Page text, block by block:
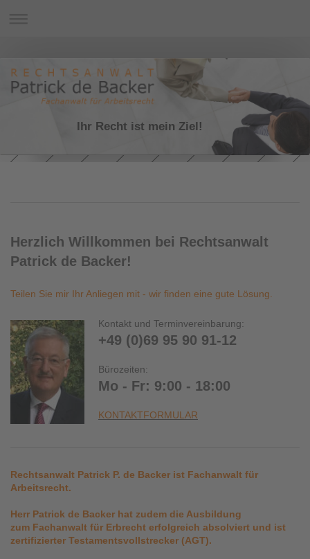
Ihr Recht ist mein Ziel!
Herzlich Willkommen bei Rechtsanwalt
Patrick de Backer!
Teilen Sie mir Ihr Anliegen mit - wir finden eine gute Lösung.
Kontakt und Terminvereinbarung:
+49 (0)69 95 90 91-12
Bürozeiten:
Mo - Fr: 9:00 - 18:00
KONTAKTFORMULAR
Rechtsanwalt Patrick P. de Backer ist Fachanwalt für
Arbeitsrecht.
Herr Patrick de Backer hat zudem die Ausbildung
zum Fachanwalt für Erbrecht erfolgreich absolviert und ist
zertifizierter Testamentsvollstrecker (AGT).